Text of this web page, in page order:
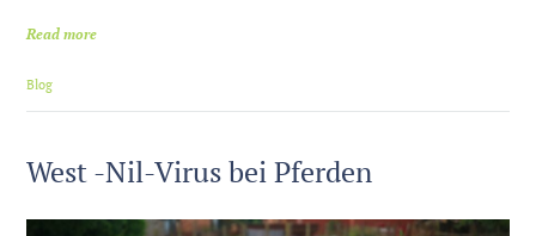
Read more
Blog
West -Nil-Virus bei Pferden